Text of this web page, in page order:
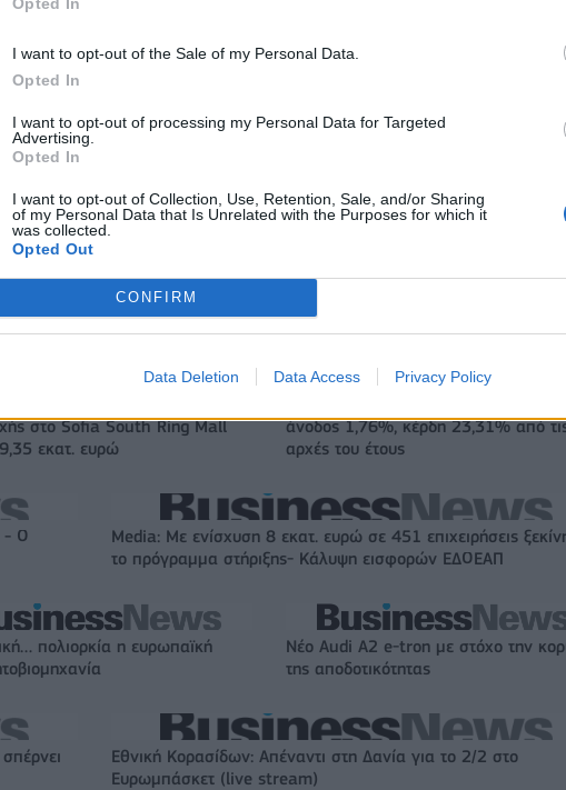
I want to opt-out of the Sale of my Personal Data.
Opted In
I want to opt-out of processing my Personal Data for Targeted
Advertising.
Opted In
I want to opt-out of Collection, Use, Retention, Sale, and/or Sharing
of my Personal Data that Is Unrelated with the Purposes for which it
was collected.
Opted Out
CONFIRM
Data Deletion Data Access Privacy Policy
ΠΑΟΚ: Από σήμερα στη Θεσσαλονίκη ο Τρινκέρι
στο Sofia South Ring Mall
εκατ. ευρώ
άνοδος 1,76%, κέρδη 23,31% από
αρχές του έτους
- Ο
Media: Με ενίσχυση 8 εκατ. ευρώ σε 451 επιχειρήσεις
το πρόγραμμα στήριξης- Κάλυψη εισφορών ΕΔΟΕΑΠ
πολιορκία η ευρωπαϊκή
Νέο Audi A2 e-tron με στόχο την
της αποδοτικότητας
Εθνική Κορασίδων: Απέναντι στη Δανία για το 2/2 στο
Ευρωμπάσκετ (live stream)